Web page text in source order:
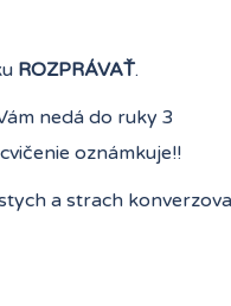
ROZPRÁVAŤ.
nedá do ruky 3
oznámkuje!!
a strach